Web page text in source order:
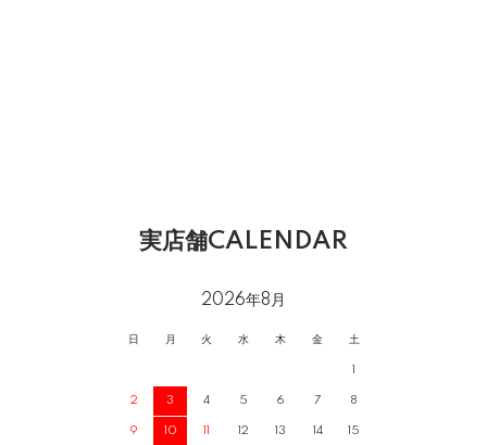
実店舗CALENDAR
2026年8月
日 月 火 水 木 金 土
1
2 3 4 5 6 7 8
9 10 11 12 13 14 15